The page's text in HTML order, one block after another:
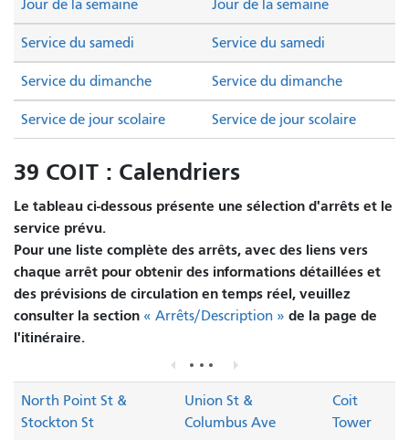
Service du samedi Service du samedi
Service du dimanche Service du dimanche
Jour de la semaine Jour de la semaine
Service de jour scolaire Service de jour scolaire
39 COIT : Calendriers
Le tableau ci-dessous présente une sélection d'arrêts et le
service prévu.
Pour une liste complète des arrêts, avec des liens vers
chaque arrêt pour obtenir des informations détaillées et
des prévisions de circulation en temps réel, veuillez
consulter la section « Arrêts/Description » de la page de
l'itinéraire.
North Point St &
Stockton St
Union St &
Columbus Ave
Coit
Tower